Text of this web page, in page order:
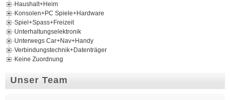
Haushalt+Heim
Konsolen+PC Spiele+Hardware
Spiel+Spass+Freizeit
Unterhaltungselektronik
Unterwegs Car+Nav+Handy
Verbindungstechnik+Datenträger
Keine Zuordnung
Unser Team